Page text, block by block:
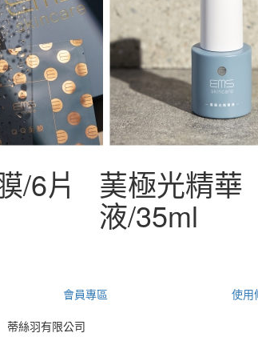
/6片 䓺極光精華
液/35ml
會員專區
使用
蒂絲羽有限公司